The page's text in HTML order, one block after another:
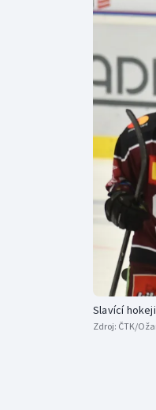
Slavící
Zdroj: ČTK/